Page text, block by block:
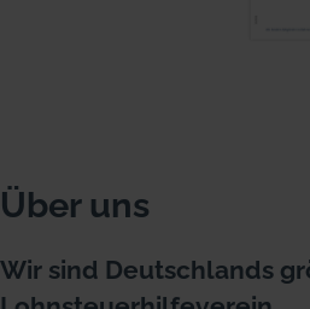
Über uns
Wir sind Deutschlands